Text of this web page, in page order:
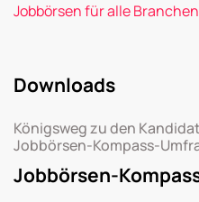
Jobbörsen für alle
Downloads
Königsweg zu den
Jobbörsen-Kompass-
Jobbörsen-